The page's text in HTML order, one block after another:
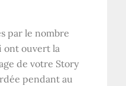
par le nombre
ont ouvert la
de votre Story
pendant au